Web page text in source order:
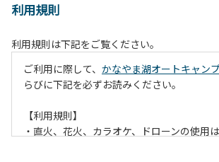
利用規則
利用規則は下記をご覧ください。
ご利用に際して、 かなやま湖オートキャン
らびに下記を必ずお読みください。
【利用規則】
・直火、花火、カラオケ、ドローンの使用